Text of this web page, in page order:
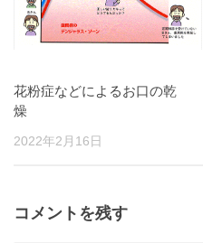
花粉症などによるお口の乾
燥
2022年2月16日
コメントを残す